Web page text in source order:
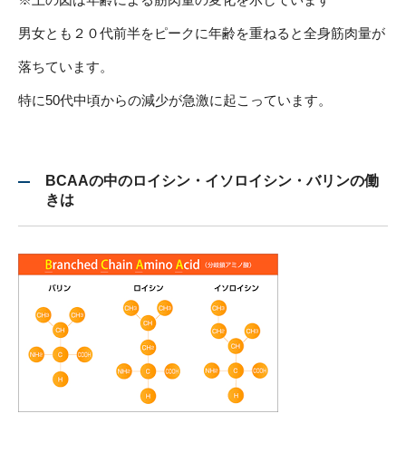
男女とも２０代前半をピークに年齢を重ねると全身筋肉量が
落ちています。
特に50代中頃からの減少が急激に起こっています。
BCAAの中のロイシン・イソロイシン・バリンの働
きは